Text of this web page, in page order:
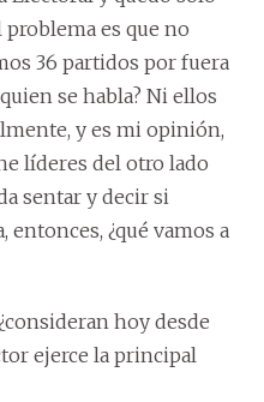
problema es que no
36 partidos por fuera
se habla? Ni ellos
y es mi opinión,
líderes del otro lado
sentar y decir si
entonces, ¿qué vamos a
hoy desde
ejerce la principal